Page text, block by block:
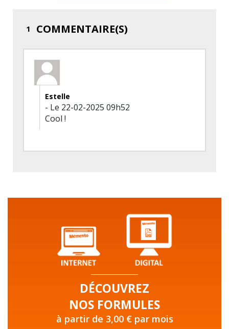
1 COMMENTAIRE(S)
Estelle
- Le 22-02-2025 09h52
Cool !
DÉCOUVREZ
NOS FORMULES
à partir de 3,00 € par mois